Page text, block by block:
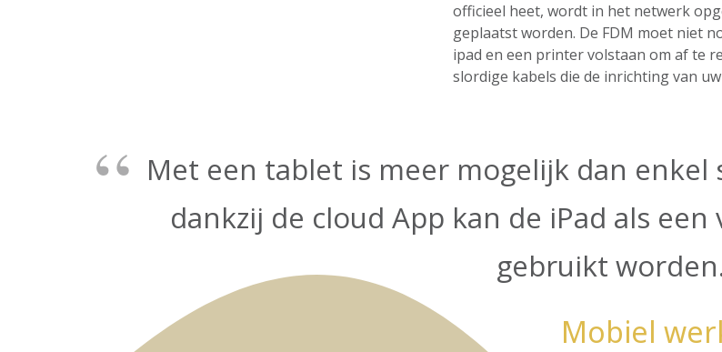
officieel heet, wordt in het netwerk
geplaatst worden. De FDM moet niet
ipad en een printer volstaan om af te
slordige kabels die de inrichting van
Met een tablet is meer mogelijk dan
dankzij de cloud App kan de iPad als
gebruikt
Mobiel